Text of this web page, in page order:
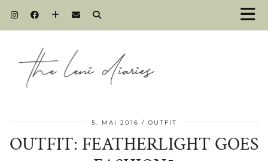
5. MAI 2016 OUTFIT
OUTFIT: FEATHERLIGHT GOES